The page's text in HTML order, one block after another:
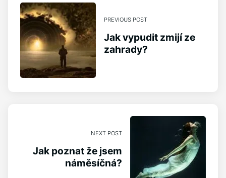
PREVIOUS POST
Jak vypudit zmijí ze
zahrady?
NEXT POST
Jak poznat že jsem
náměsíčná?